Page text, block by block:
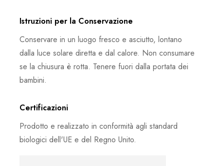
Istruzioni per la Conservazione
Conservare in un luogo fresco e asciutto, lontano
dalla luce solare diretta e dal calore. Non consumare
se la chiusura è rotta. Tenere fuori dalla portata dei
bambini.
Certificazioni
Prodotto e realizzato in conformità agli standard
biologici dell'UE e del Regno Unito.